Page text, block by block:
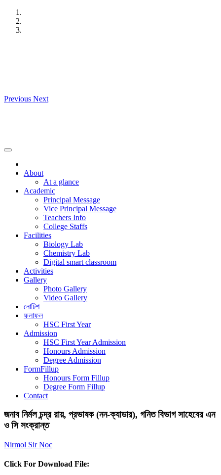
Skip
content
Previous Next
About
At a glance
Academic
Principal Message
Vice Principal Message
Teachers Info
College Staffs
Facilities
Biology Lab
Chemistry Lab
Digital smart classroom
Activities
Gallery
Photo Gallery
Video Gallery
নোটিশ
ফলাফল
HSC First Year
Admission
HSC First Year Admission
Honours Admission
Degree Admission
FormFillup
Honours Form Fillup
Degree Form Fillup
Contact
জনাব নির্মল চন্দ্র রায়, প্রভাষক (নন-ক্যাডার), গনিত বিভাগ সাহেবের এন
ও সি সংক্রান্ত
Nirmol Sir Noc
Click For Download File: